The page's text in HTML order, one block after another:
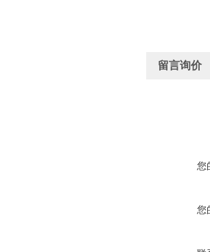
留言询价
您
您